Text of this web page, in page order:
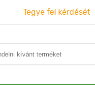
Tegye fel kérdését